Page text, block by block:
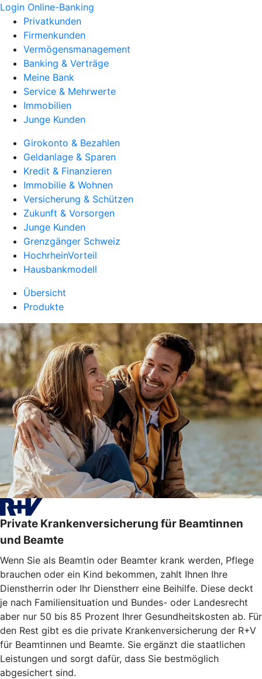
Login Online-Banking
Privatkunden
Firmenkunden
Vermögensmanagement
Banking & Verträge
Meine Bank
Service & Mehrwerte
Immobilien
Junge Kunden
Girokonto & Bezahlen
Geldanlage & Sparen
Kredit & Finanzieren
Immobilie & Wohnen
Versicherung & Schützen
Zukunft & Vorsorgen
Junge Kunden
Grenzgänger Schweiz
HochrheinVorteil
Hausbankmodell
Übersicht
Produkte
Private Krankenversicherung für Beamtinnen
und Beamte
Wenn Sie als Beamtin oder Beamter krank werden, Pflege
brauchen oder ein Kind bekommen, zahlt Ihnen Ihre
Dienstherrin oder Ihr Dienstherr eine Beihilfe. Diese deckt
je nach Familiensituation und Bundes- oder Landesrecht
aber nur 50 bis 85 Prozent Ihrer Gesundheitskosten ab. Für
den Rest gibt es die private Krankenversicherung der R+V
für Beamtinnen und Beamte. Sie ergänzt die staatlichen
Leistungen und sorgt dafür, dass Sie bestmöglich
abgesichert sind.